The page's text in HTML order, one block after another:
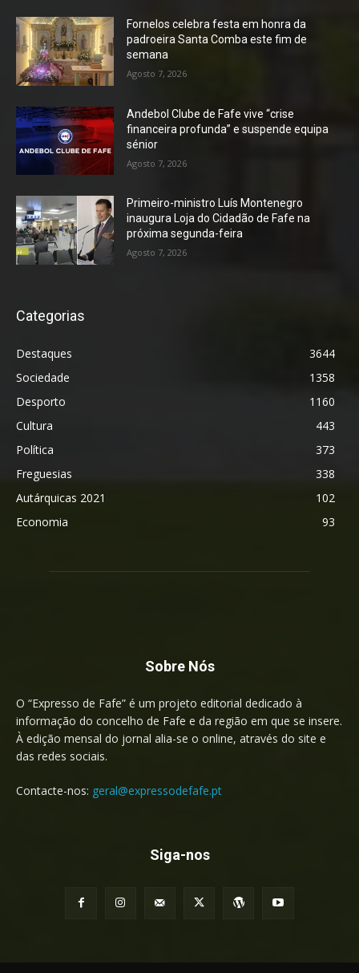
Fornelos celebra festa em honra da
padroeira Santa Comba este fim de
semana
Agosto 7, 2026
Andebol Clube de Fafe vive “crise
financeira profunda” e suspende equipa
sénior
Agosto 7, 2026
Primeiro-ministro Luís Montenegro
inaugura Loja do Cidadão de Fafe na
próxima segunda-feira
Agosto 7, 2026
Categorias
Destaques
3644
Sociedade
1358
Desporto
1160
Cultura
443
Política
373
Freguesias
338
Autárquicas 2021
102
Economia
93
Sobre Nós
O “Expresso de Fafe” é um projeto editorial dedicado à
informação do concelho de Fafe e da região em que se insere.
À edição mensal do jornal alia-se o online, através do site e
das redes sociais.
Contacte-nos: geral@expressodefafe.pt
Siga-nos